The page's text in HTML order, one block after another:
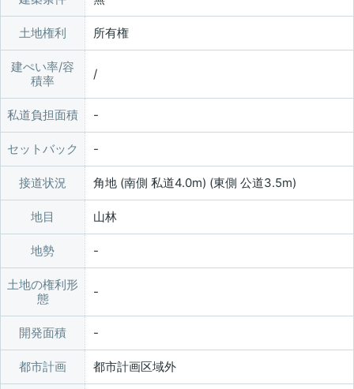
土地権利 所有権
建ぺい率/容
積率
/
私道負担面積
セットバック
接道状況 角地 (南側 私道4.0m) (東側 公道3.5m)
地目 山林
地勢
土地の権利形
態
開発面積
都市計画 都市計画区域外